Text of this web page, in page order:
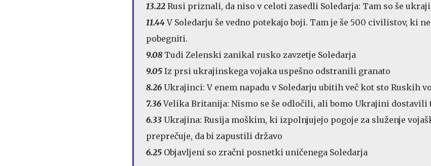
13.22 Rusi priznali, da niso v celoti zasedli Soledarja: Tam so še
11.44V Soledarju še vedno potekajo boji. Tam je še 500 civilistov, ki
pobegniti.
9.08 Tudi Zelenski zanikal rusko zavzetje Soledarja
9.05 Iz prsi ukrajinskega vojaka uspešno odstranili granato
8.26 Ukrajinci: V enem napadu v Soledarju ubitih več kot sto Ruskih
7.36Velika Britanija: Nismo se še odločili, ali bomo Ukrajini dostavili
6.33 Ukrajina: Rusija moškim, ki izpolnjujejo pogoje za služenje
preprečuje, da bi zapustili državo
6.25 Objavljeni so zračni posnetki uničenega Soledarja